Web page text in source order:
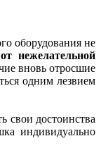
оборудования не
нежелательной
вновь отросшие
одним лезвием
свои достоинства
индивидуально